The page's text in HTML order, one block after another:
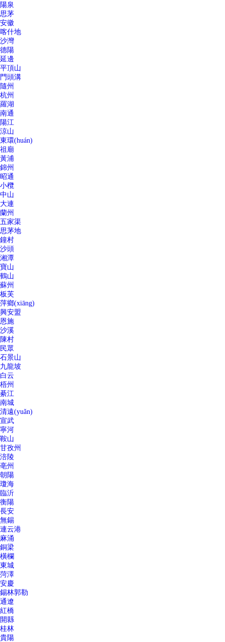
陽泉
思茅
安徽
喀什地
沙灣
德陽
延邊
平頂山
門頭溝
隨州
杭州
羅湖
南通
陽江
涼山
東環(huán)
祖廟
黃浦
錦州
昭通
小欖
中山
大連
蘭州
五家渠
思茅地
鐘村
沙頭
湘潭
寶山
鶴山
蘇州
板芙
萍鄉(xiāng)
興安盟
恩施
沙溪
陳村
民眾
石景山
九龍坡
白云
梧州
綦江
南城
清遠(yuǎn)
宣武
寧河
鞍山
甘孜州
涪陵
亳州
朝陽
瓊海
臨沂
衡陽
長安
無錫
連云港
麻涌
銅梁
橫欄
東城
菏澤
安慶
錫林郭勒
通遼
紅橋
開縣
桂林
貴陽